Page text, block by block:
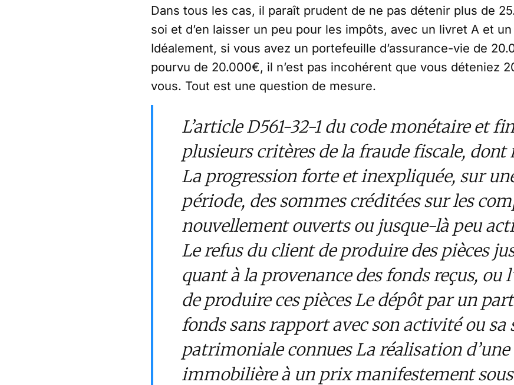
Dans tous les cas, il paraît prudent de ne pas détenir plus de
soi et d’en laisser un peu pour les impôts, avec un livret A et
Idéalement, si vous avez un portefeuille d’assurance-vie de
pourvu de 20.000€, il n’est pas incohérent que vous déteniez
vous. Tout est une question de mesure.
L’article D561-32-1 du code monétaire et
plusieurs critères de la fraude fiscale,
La progression forte et inexpliquée, sur
période, des sommes créditées sur les
nouvellement ouverts ou jusque-là peu
Le refus du client de produire des pièces
quant à la provenance des fonds reçus, ou
de produire ces pièces Le dépôt par un
fonds sans rapport avec son activité ou
patrimoniale connues La réalisation
immobilière à un prix manifestement